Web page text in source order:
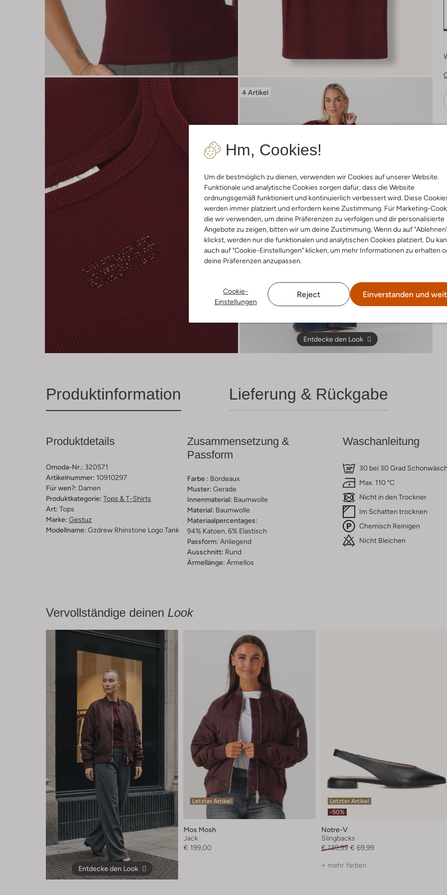
Hm, Cookies!
Um dir bestmöglich zu dienen, verwenden wir Cookies auf unserer Website.
Funktionale und analytische Cookies sorgen dafür, dass die Website
ordnungsgemäß funktioniert und kontinuierlich verbessert wird. Diese
werden immer platziert und erfordern keine Zustimmung. Für Marketing-
die wir verwenden, um deine Präferenzen zu verfolgen und dir personalisierte
Angebote zu zeigen, bitten wir um deine Zustimmung. Wenn du auf
klickst, werden nur die funktionalen und analytischen Cookies platziert. Du
auch auf "Cookie-Einstellungen" klicken, um mehr Informationen zu erhalten
deine Präferenzen anzupassen.
Cookie-
Einstellungen
Reject Einverstanden und
4 Artikel
Entdecke den Look
Produktinformation Lieferung & Rückgabe
Produktdetails
Omoda-Nr.: 320571
Artikelnummer: 10910297
Für wen?: Damen
Produktkategorie: Tops & T-Shirts
Art: Tops
Marke: Gestuz
Modellname: Gzdrew Rhinstone Logo Tank
Zusammensetzung &
Passform
Farbe : Bordeaux
Muster: Gerade
Innenmaterial: Baumwolle
Material: Baumwolle
Materiaalpercentages:
94% Katoen, 6% Elastisch
Passform: Anliegend
Ausschnitt: Rund
Ärmellänge: Ärmellos
Waschanleitung
30 bei 30 Grad
Max. 110 °C
Nicht in den Trockner
Im Schatten trocknen
Chemisch Reinigen
Nicht Bleichen
Vervollständige deinen Look
Entdecke den Look
Letzter Artikel
Mos Mosh
Jack
€ 199,00
Letzter Artikel
-50%
Notre-V
Slingbacks
€ 139,99 € 69,99
+ mehr farben